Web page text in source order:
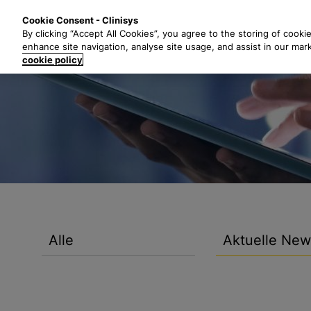
a
Alle Aktuelle
Cookie Consent - Clinisys
By clicking “Accept All Cookies”, you agree to the storing of
enhance site navigation, analyse site usage, and assist in our
cookie policy